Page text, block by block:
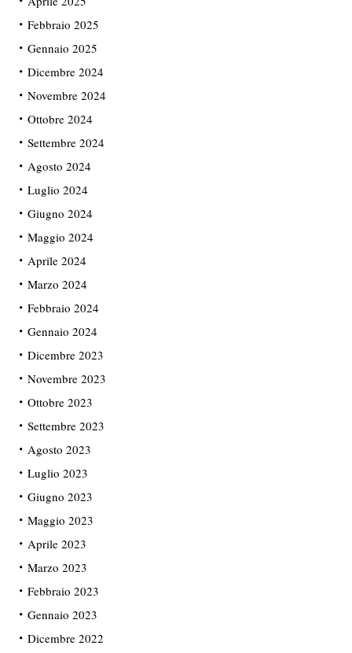
Febbraio 2025
Gennaio 2025
Dicembre 2024
Novembre 2024
Ottobre 2024
Settembre 2024
Agosto 2024
Luglio 2024
Giugno 2024
Maggio 2024
Aprile 2024
Marzo 2024
Febbraio 2024
Gennaio 2024
Dicembre 2023
Novembre 2023
Ottobre 2023
Settembre 2023
Agosto 2023
Luglio 2023
Giugno 2023
Maggio 2023
Aprile 2023
Marzo 2023
Febbraio 2023
Gennaio 2023
Dicembre 2022